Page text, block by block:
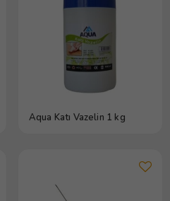
Aqua Katı Vazelin 1 kg